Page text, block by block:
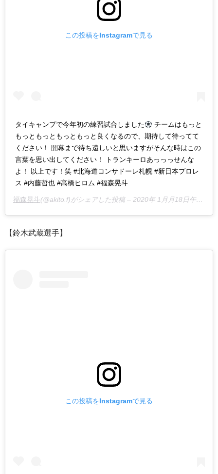
この投稿をInstagramで見る
タイキャンプで今年初の練習試合しました
チームはもっと
もっともっともっともっと良くなるので、期待して待ってて
ください！ 開幕まで待ち遠しいと思いますがそんな時はこの
言葉を思い出してください！ トランキーロあっっっせんな
よ！ 以上です！笑 #北海道コンサドーレ札幌 #新日本プロレ
ス #内藤哲也 #高橋ヒロム #福森晃斗
福森晃斗(@akito.f)がシェアした投稿 – 2020年 1月月18日午前6時43分PST
【鈴木武蔵選手】
この投稿をInstagramで見る